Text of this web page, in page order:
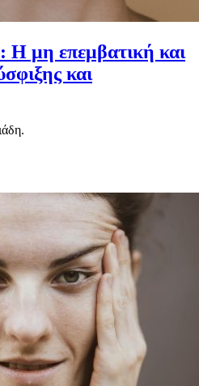
Η μη επεμβατική και
και